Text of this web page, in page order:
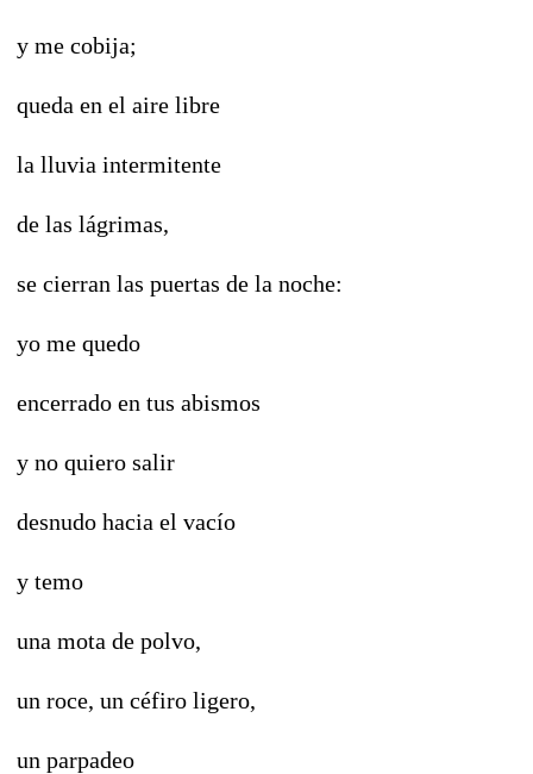
y me cobija;
queda en el aire libre
la lluvia intermitente
de las lágrimas,
se cierran las puertas de la noche:
yo me quedo
encerrado en tus abismos
y no quiero salir
desnudo hacia el vacío
y temo
una mota de polvo,
un roce, un céfiro ligero,
un parpadeo